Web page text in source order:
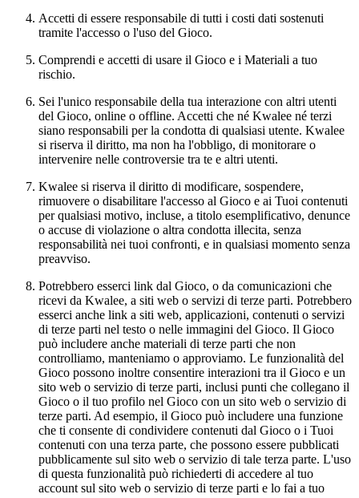
Accetti di essere responsabile di tutti i costi dati sostenuti
tramite l'accesso o l'uso del Gioco.
Comprendi e accetti di usare il Gioco e i Materiali a tuo
rischio.
Sei l'unico responsabile della tua interazione con altri utenti
del Gioco, online o offline. Accetti che né Kwalee né terzi
siano responsabili per la condotta di qualsiasi utente. Kwalee
si riserva il diritto, ma non ha l'obbligo, di monitorare o
intervenire nelle controversie tra te e altri utenti.
Kwalee si riserva il diritto di modificare, sospendere,
rimuovere o disabilitare l'accesso al Gioco e ai Tuoi contenuti
per qualsiasi motivo, incluse, a titolo esemplificativo, denunce
o accuse di violazione o altra condotta illecita, senza
responsabilità nei tuoi confronti, e in qualsiasi momento senza
preavviso.
Potrebbero esserci link dal Gioco, o da comunicazioni che
ricevi da Kwalee, a siti web o servizi di terze parti. Potrebbero
esserci anche link a siti web, applicazioni, contenuti o servizi
di terze parti nel testo o nelle immagini del Gioco. Il Gioco
può includere anche materiali di terze parti che non
controlliamo, manteniamo o approviamo. Le funzionalità del
Gioco possono inoltre consentire interazioni tra il Gioco e un
sito web o servizio di terze parti, inclusi punti che collegano il
Gioco o il tuo profilo nel Gioco con un sito web o servizio di
terze parti. Ad esempio, il Gioco può includere una funzione
che ti consente di condividere contenuti dal Gioco o i Tuoi
contenuti con una terza parte, che possono essere pubblicati
pubblicamente sul sito web o servizio di tale terza parte. L'uso
di questa funzionalità può richiederti di accedere al tuo
account sul sito web o servizio di terze parti e lo fai a tuo